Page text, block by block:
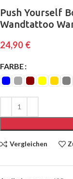
Push Yourself
Wandtattoo
24,90 €
FARBE
Vergleichen